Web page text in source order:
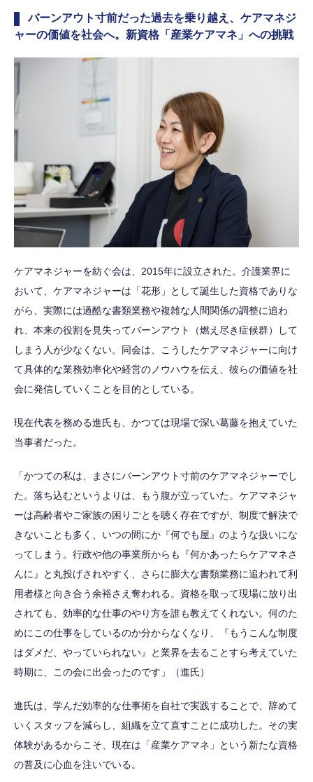
バーンアウト寸前だった過去を乗り越え、ケアマネジ
ャーの価値を社会へ。新資格「産業ケアマネ」への挑戦
ケアマネジャーを紡ぐ会は、2015年に設立された。介護業界に
おいて、ケアマネジャーは「花形」として誕生した資格でありな
がら、実際には過酷な書類業務や複雑な人間関係の調整に追わ
れ、本来の役割を見失ってバーンアウト（燃え尽き症候群）して
しまう人が少なくない。同会は、こうしたケアマネジャーに向け
て具体的な業務効率化や経営のノウハウを伝え、彼らの価値を社
会に発信していくことを目的としている。
現在代表を務める進氏も、かつては現場で深い葛藤を抱えていた
当事者だった。
「かつての私は、まさにバーンアウト寸前のケアマネジャーでし
た。落ち込むというよりは、もう腹が立っていた。ケアマネジャ
ーは高齢者やご家族の困りごとを聴く存在ですが、制度で解決で
きないことも多く、いつの間にか『何でも屋』のような扱いにな
ってしまう。行政や他の事業所からも『何かあったらケアマネさ
んに』と丸投げされやすく、さらに膨大な書類業務に追われて利
用者様と向き合う余裕さえ奪われる。資格を取って現場に放り出
されても、効率的な仕事のやり方を誰も教えてくれない。何のた
めにこの仕事をしているのか分からなくなり、『もうこんな制度
はダメだ、やっていられない』と業界を去ることすら考えていた
時期に、この会に出会ったのです」（進氏）
進氏は、学んだ効率的な仕事術を自社で実践することで、辞めて
いくスタッフを減らし、組織を立て直すことに成功した。その実
体験があるからこそ、現在は「産業ケアマネ」という新たな資格
の普及に心血を注いでいる。